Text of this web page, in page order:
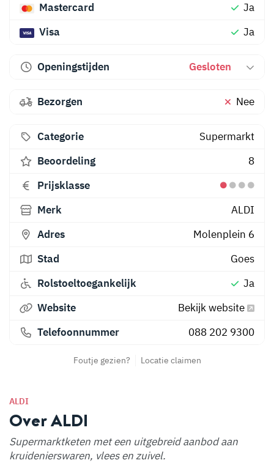
ALDI
Over ALDI
Supermarktketen met een uitgebreid aanbod aan
kruidenierswaren, vlees en zuivel.
Mastercard
Ja
Visa
Ja
Openingstijden Gesloten
Bezorgen Nee
Categorie
Supermarkt
Beoordeling
8
Prijsklasse
Merk
ALDI
Adres
Molenplein 6
Stad
Goes
Rolstoeltoegankelijk
Ja
Website
Bekijk website
Telefoonnummer
088 202 9300
Foutje gezien? Locatie claimen